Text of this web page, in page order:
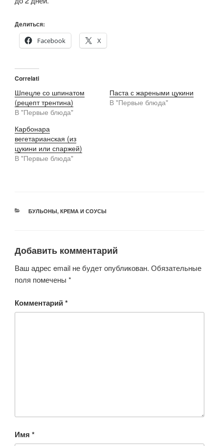
Делиться:
Facebook
X
Correlati
Шпецле со шпинатом
(рецепт трентина)
В "Первые блюда"
Паста с жареными цукини
В "Первые блюда"
Карбонара
вегетарианская (из
цукини или спаржей)
В "Первые блюда"
РУБРИКИ
БУЛЬОНЫ, КРЕМА И СОУСЫ
Добавить комментарий
Ваш адрес email не будет опубликован. Обязательные
поля помечены *
Комментарий*
Имя *